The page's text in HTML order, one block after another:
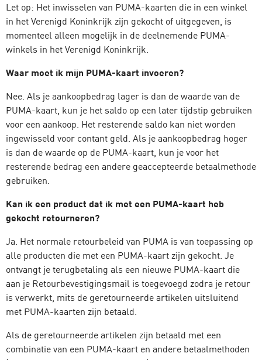
Let op: Het inwisselen van PUMA-kaarten die in een winkel
in het Verenigd Koninkrijk zijn gekocht of uitgegeven, is
momenteel alleen mogelijk in de deelnemende PUMA-
winkels in het Verenigd Koninkrijk.
Waar moet ik mijn PUMA-kaart invoeren?
Nee. Als je aankoopbedrag lager is dan de waarde van de
PUMA-kaart, kun je het saldo op een later tijdstip gebruiken
voor een aankoop. Het resterende saldo kan niet worden
ingewisseld voor contant geld. Als je aankoopbedrag hoger
is dan de waarde op de PUMA-kaart, kun je voor het
resterende bedrag een andere geaccepteerde betaalmethode
gebruiken.
Kan ik een product dat ik met een PUMA-kaart heb
gekocht retourneren?
Ja. Het normale retourbeleid van PUMA is van toepassing op
alle producten die met een PUMA-kaart zijn gekocht. Je
ontvangt je terugbetaling als een nieuwe PUMA-kaart die
aan je Retourbevestigingsmail is toegevoegd zodra je retour
is verwerkt, mits de geretourneerde artikelen uitsluitend
met PUMA-kaarten zijn betaald.
Als de geretourneerde artikelen zijn betaald met een
combinatie van een PUMA-kaart en andere betaalmethoden